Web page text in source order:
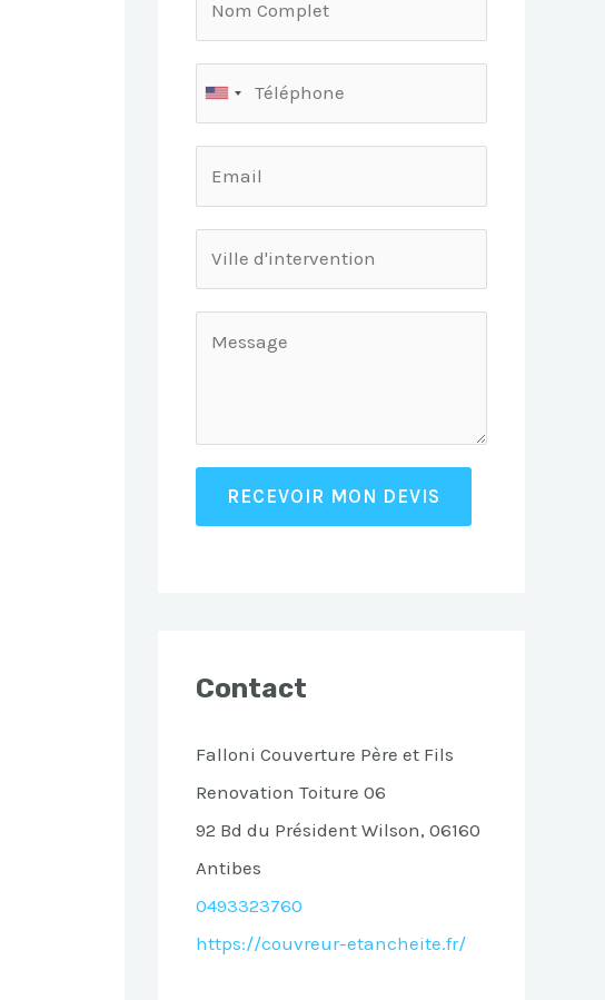
RECEVOIR MON DEVIS
Contact
Falloni Couverture Père et Fils
Renovation Toiture 06
92 Bd du Président Wilson, 06160
Antibes
0493323760
https://couvreur-etancheite.fr/